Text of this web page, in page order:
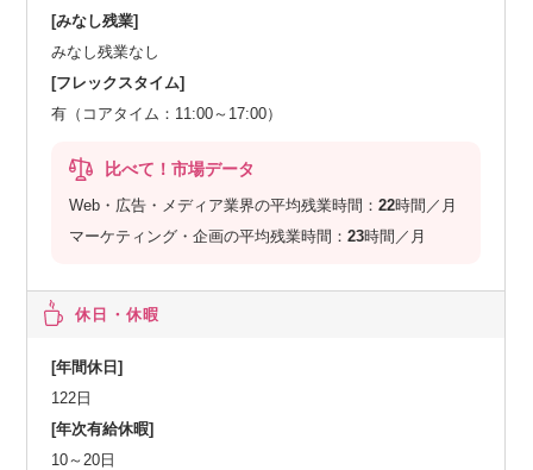
[みなし残業]
みなし残業なし
[フレックスタイム]
有（コアタイム：11:00～17:00）
比べて！市場データ
Web・広告・メディア業界の平均残業時間：22時間／月
マーケティング・企画の平均残業時間：23時間／月
休日・休暇
[年間休日]
122日
[年次有給休暇]
10～20日